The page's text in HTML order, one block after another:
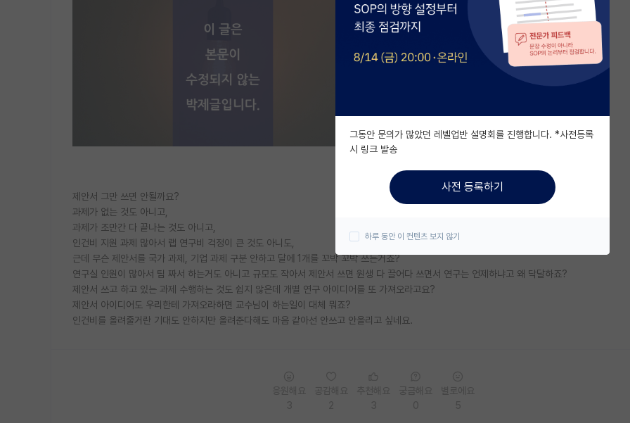
제안서 그만 쓰면 안될까요?
과제가 없는 것도 아니고,
과제가 조만간 다 끝나는 것도 아니고,
인건비 지원 과제 많아서 랩 연구비 걱정이 큰 것도 아니도,
근데 무슨 제안서를 국가 과제, 기업 과제 구분 안하고 달에 1개를 꼬박 꼬박 쓰는거죠?
연구실 인원이 많아서 팀 짜서 하는거도 아니고 규모도 작아서 제안서 쓰면 원생 다 끌어다 쓰면서 연구는 언제하냐고 왜 닥달하죠?
제안서 쓰고 하고 있는 과제 수행하는 것도 쉽지 않은데 개별 연구 아이디어를 또 가져오라고요?
제안서 아이디어도 우리한테 가져오라하면 교수님이 하는일이 대체 뭐죠?
인건비를 올려줄거란 기대도 안하지만 올려준다해도 마음 같아선 안쓰고 안올리고 싶네요.
그동안 문의가 많았던 레벨업반 설명회를 진행합니다. *사전등록
시 링크 발송
사전 등록하기
하루 동안 이 컨텐츠 보지 않기